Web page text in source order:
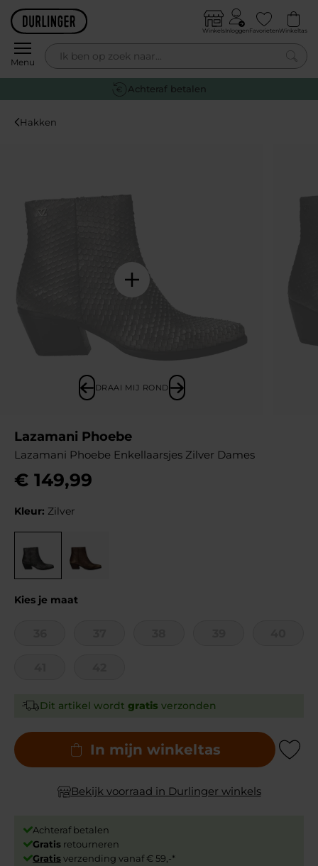
Skip to content
Menu
WinkelsInloggenFavorietenWinkeltas
0
Achteraf betalen
Hakken
DRAAI MIJ ROND
Lazamani Phoebe
Lazamani Phoebe Enkellaarsjes Zilver Dames
€ 149,99
Kleur: Zilver
Kies je maat
Dit artikel wordt gratis verzonden
In mijn winkeltas Add to
Bekijk voorraad in Durlinger winkels
Achteraf betalen
Gratis retourneren
Gratisverzending vanaf € 59,-*